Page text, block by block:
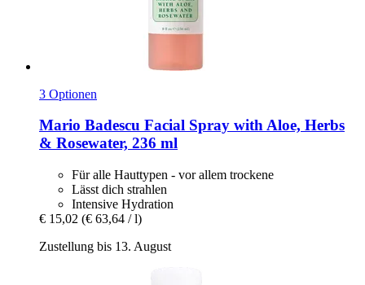
3 Optionen
Mario Badescu Facial Spray with Aloe, Herbs
& Rosewater, 236 ml
Für alle Hauttypen - vor allem trockene
Lässt dich strahlen
Intensive Hydration
€ 15,02 (€ 63,64 / l)
Zustellung bis 13. August